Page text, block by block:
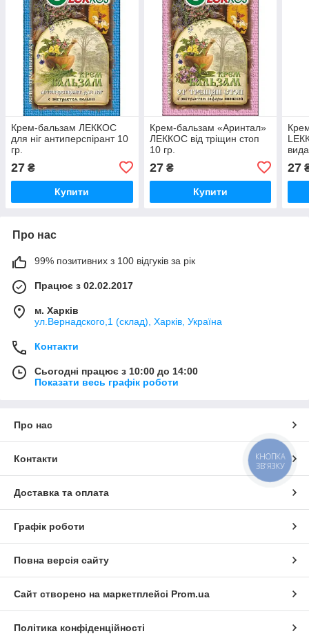
Крем-бальзам ЛЕККОС
для ніг антиперспірант 10
гр.
27 ₴
Купити
Крем-бальзам «Аринтал»
ЛЕККОС від тріщин стоп
10 гр.
27₴
Купити
27
Про нас
99% позитивних з 100 відгуків за рік
Працює з 02.02.2017
м. Харків
ул.Вернадского,1 (склад), Харків, Україна
Контакти
Сьогодні працює з 10:00 до 14:00
Показати весь графік роботи
Про нас
Контакти
Доставка та оплата
Графік роботи
Повна версія сайту
Сайт створено на маркетплейсі Prom.ua
Політика конфіденційності
КНОПКА
ЗВ'ЯЗКУ